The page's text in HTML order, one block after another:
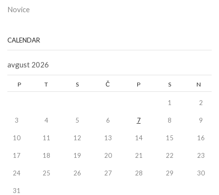
Novice
CALENDAR
avgust 2026
P T S Č P S N
1 2
3 4 5 6 7 8 9
10 11 12 13 14 15 16
17 18 19 20 21 22 23
24 25 26 27 28 29 30
31